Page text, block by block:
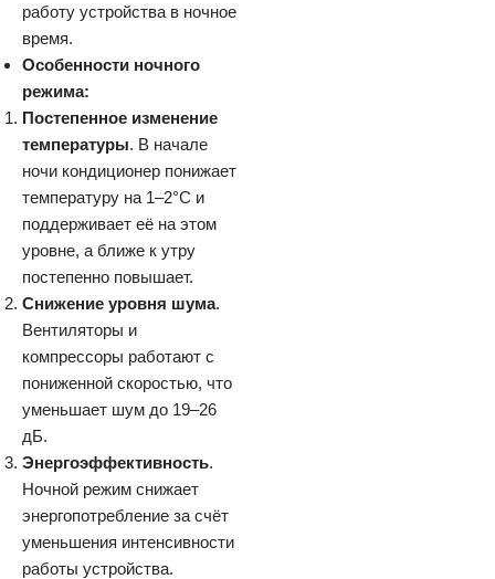
работу устройства в ночное
время.
Особенности ночного
режима:
Постепенное изменение
температуры. В начале
ночи кондиционер понижает
температуру на 1–2°C и
поддерживает её на этом
уровне, а ближе к утру
постепенно повышает.
Снижение уровня шума.
Вентиляторы и
компрессоры работают с
пониженной скоростью, что
уменьшает шум до 19–26
дБ.
Энергоэффективность.
Ночной режим снижает
энергопотребление за счёт
уменьшения интенсивности
работы устройства.